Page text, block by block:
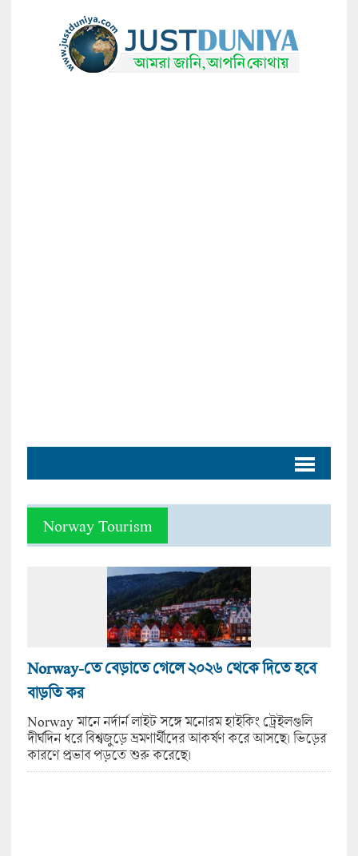
Norway Tourism
Norway-তে বেড়াতে গেলে ২০২৬ থেকে দিতে হবে
বাড়তি কর
Norway মানে নর্দার্ন লাইট সঙ্গে মনোরম হাইকিং ট্রেইলগুলি
দীর্ঘদিন ধরে বিশ্বজুড়ে ভ্রমণার্থীদের আকর্ষণ করে আসছে। ভিড়ের
কারণে প্রভাব পড়তে শুরু করেছে।